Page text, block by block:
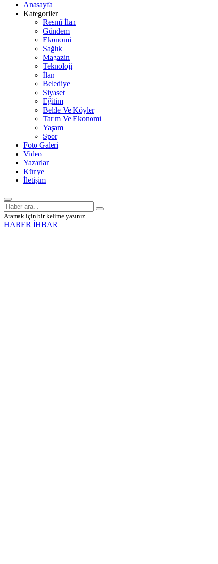
Anasayfa
Kategoriler
Resmî İlan
Gündem
Ekonomi
Sağlık
Magazin
Teknoloji
İlan
Belediye
Siyaset
Eğitim
Belde Ve Köyler
Tarım Ve Ekonomi
Yaşam
Spor
Foto Galeri
Video
Yazarlar
Künye
İletişim
Aramak için bir kelime yazınız.
HABER İHBAR